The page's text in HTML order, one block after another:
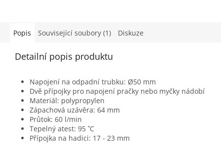
Popis Související soubory (1) Diskuze
Detailní popis produktu
Napojení na odpadní trubku: Ø50 mm
Dvě přípojky pro napojení pračky nebo myčky nádobí
Materiál: polypropylen
Zápachová uzávěra: 64 mm
Průtok: 60 l/min
Tepelný atest: 95 ˚C
Přípojka na hadici: 17 - 23 mm